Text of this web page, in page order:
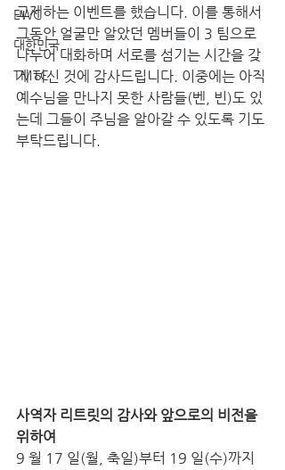
EWC
대한민국
TMTC
교제하는 이벤트를 했습니다. 이를 통해서
그동안 얼굴만 알았던 멤버들이 3 팀으로
나누어 대화하며 서로를 섬기는 시간을 갖
게 하신 것에 감사드립니다. 이중에는 아직
예수님을 만나지 못한 사람들(벤, 빈)도 있
는데 그들이 주님을 알아갈 수 있도록 기도
부탁드립니다.
사역자 리트릿의 감사와 앞으로의 비전을
위하여
9 월 17 일(월, 축일)부터 19 일(수)까지